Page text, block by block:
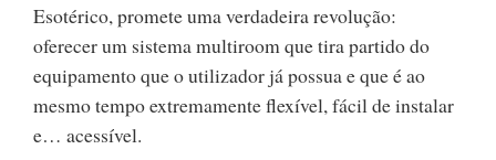
Esotérico, promete uma verdadeira revolução:
oferecer um sistema multiroom que tira partido do
equipamento que o utilizador já possua e que é ao
mesmo tempo extremamente flexível, fácil de instalar
e… acessível.